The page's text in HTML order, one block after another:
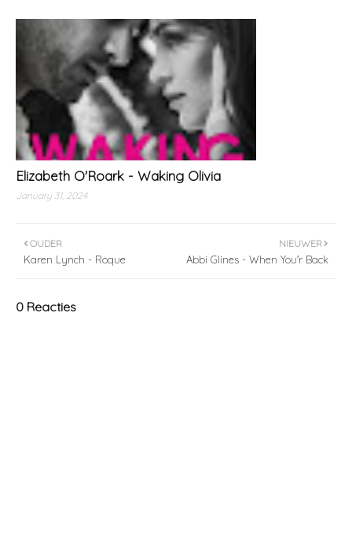
Elizabeth O'Roark - Waking Olivia
January 31, 2024
NIEUWER
Abbi Glines - When You'r Back
OUDER
Karen Lynch - Roque
0 Reacties